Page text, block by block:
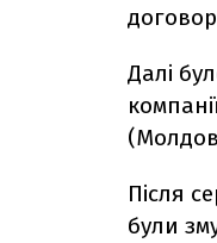
Далі
Після
були